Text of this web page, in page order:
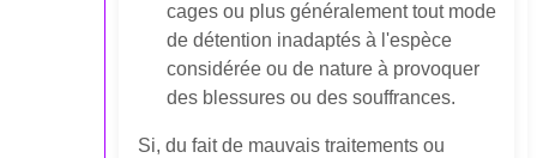
cages ou plus généralement tout mode
de détention inadaptés à l'espèce
considérée ou de nature à provoquer
des blessures ou des souffrances.
Si, du fait de mauvais traitements ou